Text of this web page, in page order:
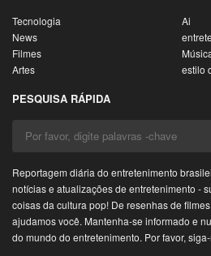
Tecnologia
Ai
News
Filmes
Artes
estilo
PESQUISA RÁPIDA
Reportagem diária do entretenimento
notícias e atualizações de entretenimento -
coisas da cultura pop! De resenhas de
ajudamos você. Mantenha-se informado e
do mundo do entretenimento. Por favor,